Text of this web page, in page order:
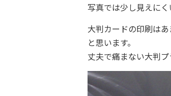
写真では少し見えに
大判カードの印刷は
と思います。
丈夫で痛まない大判